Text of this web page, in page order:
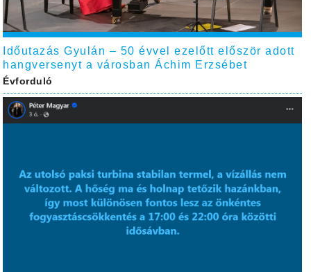
Időutazás Gyulán – 50 évvel ezelőtt először adott
hangversenyt a városban Áchim Erzsébet
Évforduló